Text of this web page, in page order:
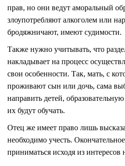
прав, но они ведут аморальный
злоупотребляют алкоголем или
бродяжничают, имеют судимости.
Также нужно учитывать, что
накладывает на процесс
свои особенности. Так, мать, с
проживают сын или дочь, сама
направить детей,
их будут обучать.
Отец же имеет право лишь
необходимо учесть.
приниматься исходя из интересов